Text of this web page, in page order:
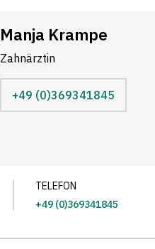
Manja Krampe
Zahnärztin
+49 (0)369341845
TELEFON
+49 (0)369341845